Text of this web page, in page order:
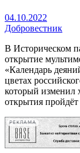
04.10.2022
Добровестник
В Историческом
открытие
«Календарь
цветах
который изменил
открытия пройдёт
РЕКЛАМА